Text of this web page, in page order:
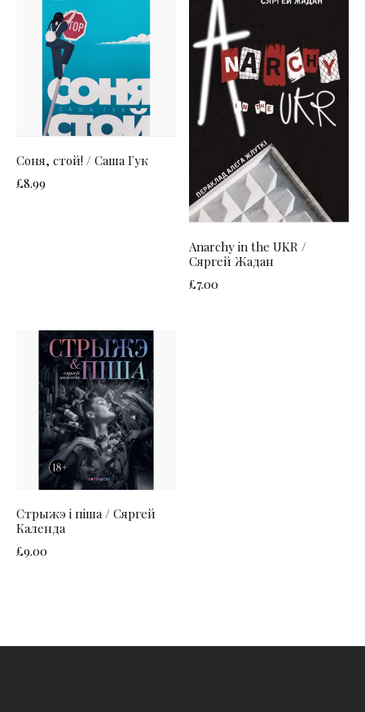
Соня, стой! / Саша Гук
£8.99
Anarchy in the UKR /
Сяргей Жадан
£7.00
Стрыжэ і піша / Сяргей
Календа
£9.00